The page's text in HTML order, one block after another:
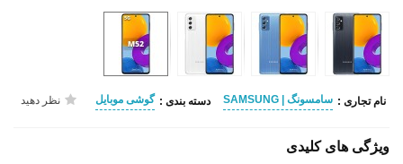
نام تجاری : سامسونگ | SAMSUNG دسته بندی : گوشی موبایل نظر دهید
ویژگی های کلیدی